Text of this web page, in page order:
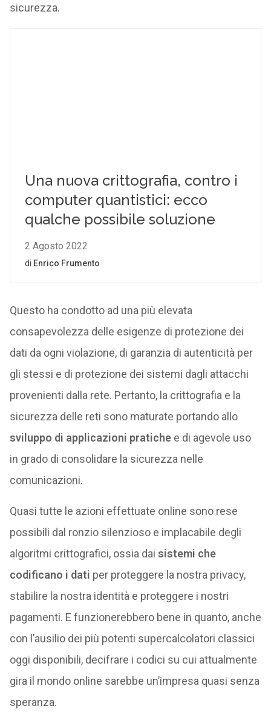
sicurezza.
Questo ha condotto ad una più elevata
consapevolezza delle esigenze di protezione dei
dati da ogni violazione, di garanzia di autenticità per
gli stessi e di protezione dei sistemi dagli attacchi
provenienti dalla rete. Pertanto, la crittografia e la
sicurezza delle reti sono maturate portando allo
sviluppo di applicazioni pratichee di agevole uso
in grado di consolidare la sicurezza nelle
comunicazioni.
Quasi tutte le azioni effettuate online sono rese
possibili dal ronzio silenzioso e implacabile degli
algoritmi crittografici, ossia dai sistemi che
codificano i dati per proteggere la nostra privacy,
stabilire la nostra identità e proteggere i nostri
pagamenti. E funzionerebbero bene in quanto, anche
con l’ausilio dei più potenti supercalcolatori classici
oggi disponibili, decifrare i codici su cui attualmente
gira il mondo online sarebbe un’impresa quasi senza
speranza.